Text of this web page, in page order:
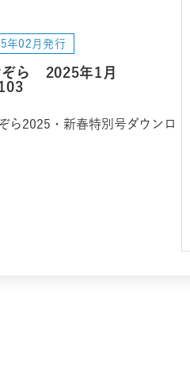
年02月発行
ぞら 2025年1月
ら2025・新春特別号ダウンロ